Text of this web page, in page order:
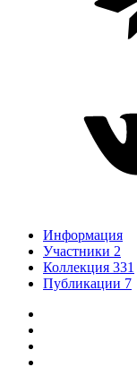
Информация
Участники 2
Коллекция 331
Публикации 7